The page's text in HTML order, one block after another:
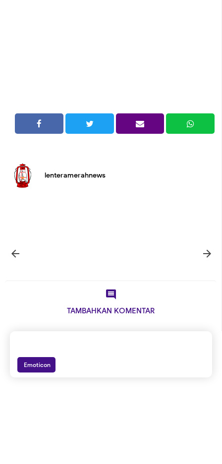
lenteramerahnews
 

TAMBAHKAN KOMENTAR
Emoticon